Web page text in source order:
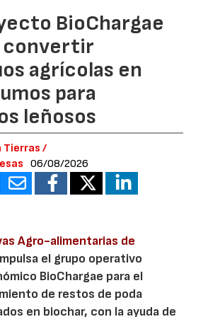
BioChargae
convertir
agrícolas en
para
leñosos
Tierras /
06/08/2026
Agro-alimentarias de
el grupo operativo
BioChargae para el
de restos de poda
en biochar, con la ayuda de